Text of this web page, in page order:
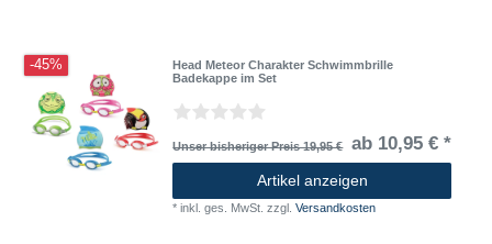
-45%
Head Meteor Charakter Schwimmbrille
Badekappe im Set
Unser bisheriger Preis 19,95 € ab 10,95 € *
Artikel anzeigen
*inkl. ges. MwSt. zzgl.Versandkosten